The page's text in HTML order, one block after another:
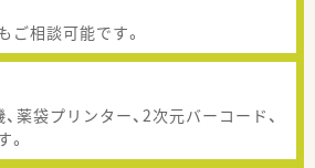
ご相談可能です。
薬袋プリンター、2次元バーコード、